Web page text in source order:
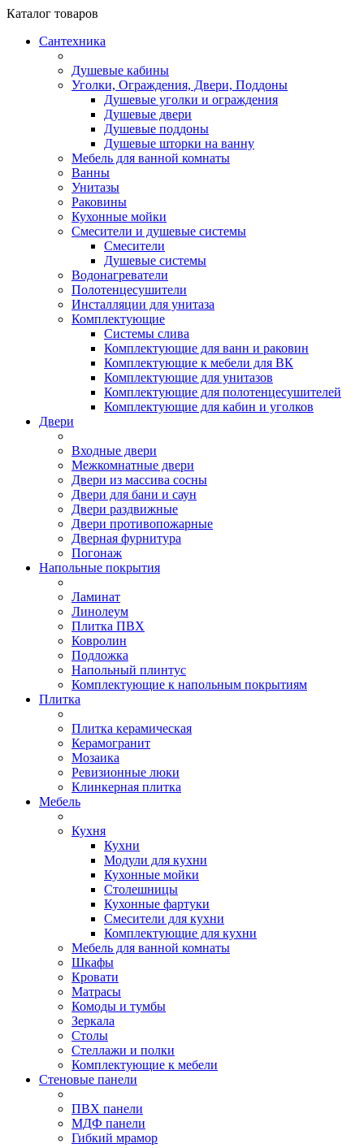
Каталог товаров
Сантехника
Душевые кабины
Уголки, Ограждения, Двери, Поддоны
Душевые уголки и ограждения
Душевые двери
Душевые поддоны
Душевые шторки на ванну
Мебель для ванной комнаты
Ванны
Унитазы
Раковины
Кухонные мойки
Смесители и душевые системы
Смесители
Душевые системы
Водонагреватели
Полотенцесушители
Инсталляции для унитаза
Комплектующие
Системы слива
Комплектующие для ванн и раковин
Комплектующие к мебели для ВК
Комплектующие для унитазов
Комплектующие для полотенцесушителей
Комплектующие для кабин и уголков
Двери
Входные двери
Межкомнатные двери
Двери из массива сосны
Двери для бани и саун
Двери раздвижные
Двери противопожарные
Дверная фурнитура
Погонаж
Напольные покрытия
Ламинат
Линолеум
Плитка ПВХ
Ковролин
Подложка
Напольный плинтус
Комплектующие к напольным покрытиям
Плитка
Плитка керамическая
Керамогранит
Мозаика
Ревизионные люки
Клинкерная плитка
Мебель
Кухня
Кухни
Модули для кухни
Кухонные мойки
Столешницы
Кухонные фартуки
Смесители для кухни
Комплектующие для кухни
Мебель для ванной комнаты
Шкафы
Кровати
Матрасы
Комоды и тумбы
Зеркала
Столы
Стеллажи и полки
Комплектующие к мебели
Стеновые панели
ПВХ панели
МДФ панели
Гибкий мрамор